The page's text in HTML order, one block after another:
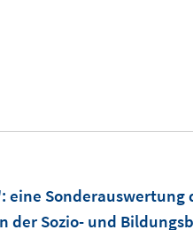
: eine Sonderauswertung
der Sozio- und